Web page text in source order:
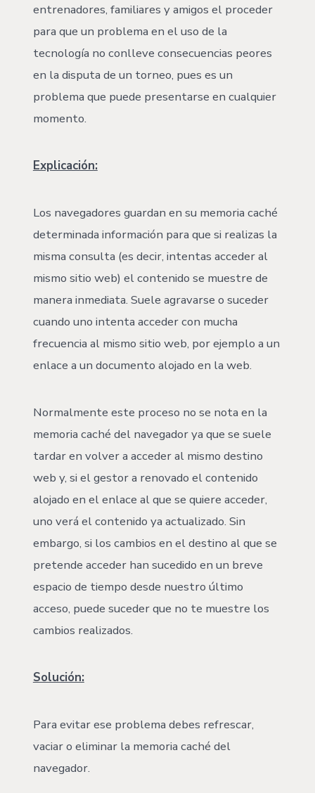
entrenadores, familiares y amigos el proceder
para que un problema en el uso de la
tecnología no conlleve consecuencias peores
en la disputa de un torneo, pues es un
problema que puede presentarse en cualquier
momento.
Explicación:
Los navegadores guardan en su memoria caché
determinada información para que si realizas la
misma consulta (es decir, intentas acceder al
mismo sitio web) el contenido se muestre de
manera inmediata. Suele agravarse o suceder
cuando uno intenta acceder con mucha
frecuencia al mismo sitio web, por ejemplo a un
enlace a un documento alojado en la web.
Normalmente este proceso no se nota en la
memoria caché del navegador ya que se suele
tardar en volver a acceder al mismo destino
web y, si el gestor a renovado el contenido
alojado en el enlace al que se quiere acceder,
uno verá el contenido ya actualizado. Sin
embargo, si los cambios en el destino al que se
pretende acceder han sucedido en un breve
espacio de tiempo desde nuestro último
acceso, puede suceder que no te muestre los
cambios realizados.
Solución:
Para evitar ese problema debes refrescar,
vaciar o eliminar la memoria caché del
navegador.